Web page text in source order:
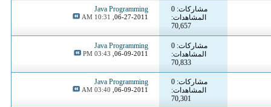
مشاركات: 0
المشاهدات:
70,657
Java Programming
06-27-2011,
10:31 AM
مشاركات: 0
المشاهدات:
70,833
Java Programming
06-09-2011,
03:43 PM
مشاركات: 0
المشاهدات:
70,301
Java Programming
06-09-2011,
03:40 AM